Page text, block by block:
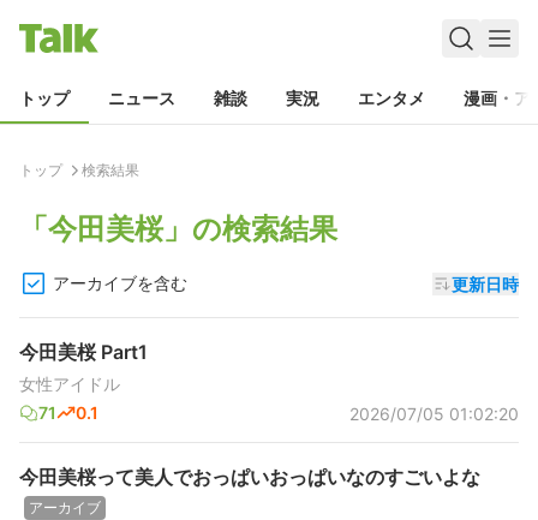
トップ ニュース 雑談 実況 エンタメ 漫画・ア
トップ 検索結果
「今田美桜」の検索結果
アーカイブを含む 更新日時
今田美桜 Part1
女性アイドル
71
0.1 2026/07/05 01:02:20
今田美桜って美人でおっぱいおっぱいなのすごいよな
アーカイブ